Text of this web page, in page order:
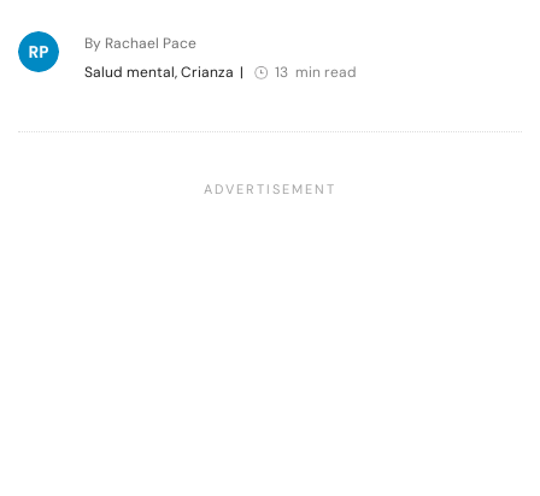
By Rachael Pace
Salud mental, Crianza | 13 min read